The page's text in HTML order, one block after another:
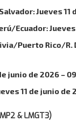
Jueves 11
Ecuador: Jueves
Puerto Rico/R.
junio de 2026 –
11 de junio de
& LMGT3)